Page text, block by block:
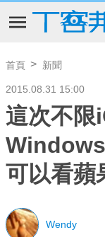
首頁 新聞
2015.08.31 15:00
這次不限
可以看蘋
Wendy